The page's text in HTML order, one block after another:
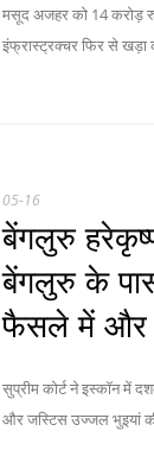
मसूद अजहर को 14 करोड़
इंफ्रास्ट्रक्चर फिर से खड़ा
05-16
बेंगलुरु
बेंगलुरु के
फैसले में और
सुप्रीम कोर्ट ने इस्कॉन में
और जस्टिस उज्जल भुइयां